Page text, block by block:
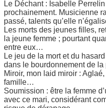
Le Déchant : Isabelle
prochainement. Musicienne
passé, talents qu’elle
Les morts des jeunes filles,
la jeune femme ; pourtant
entre eux…
Le jeu de la mort et du
dans le bourdonnement de la
Miroir, mon laid miroir :
famille…
Soumission : être la femme
avec ce mari, considérant